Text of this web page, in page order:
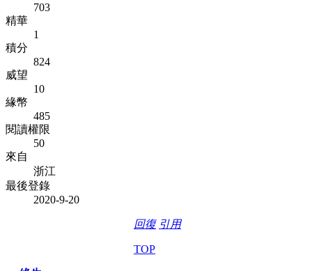
703
精華
1
積分
824
威望
10
緣幣
485
閱讀權限
50
來自
浙江
最後登錄
2020-9-20
回復 引用
TOP